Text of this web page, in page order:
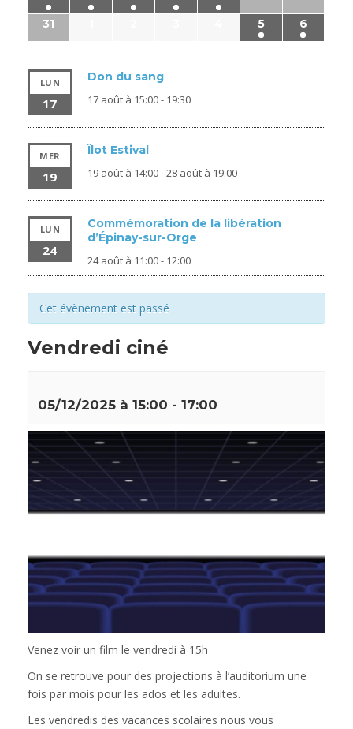
31
5 6
LUN
17
Don du sang
17 août à 15:00- 19:30
MER
19
Îlot Estival
19 août à 14:00-28 août à 19:00
LUN
24
Commémoration de la libération
d’Épinay-sur-Orge
24 août à 11:00- 12:00
Cet évènement est passé
Vendredi ciné
05/12/2025 à 15:00 - 17:00
Venez voir un film le vendredi à 15h
On se retrouve pour des projections à l’auditorium une
fois par mois pour les ados et les adultes.
Les vendredis des vacances scolaires nous vous